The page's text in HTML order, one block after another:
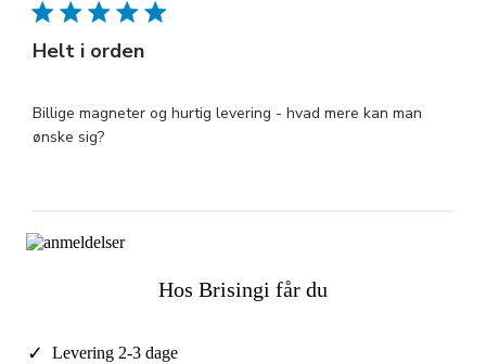
Helt i orden
Billige magneter og hurtig levering - hvad mere kan man
ønske sig?
Hos Brisingi får du
✓ Levering 2-3 dage